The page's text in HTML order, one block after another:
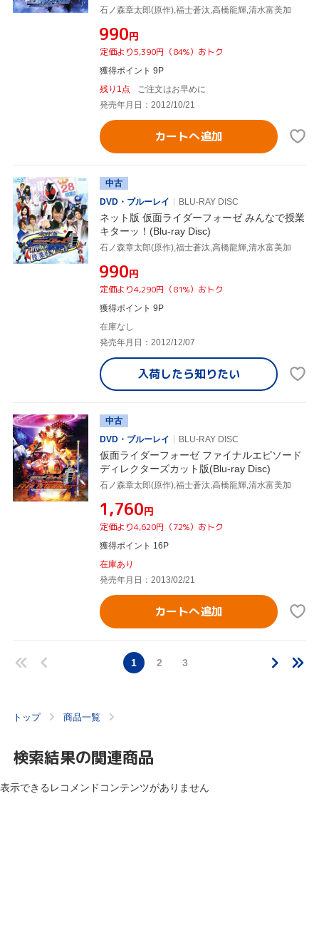
石ノ森章太郎(原作),福士蒼汰,高橋龍輝,清水富美加
¥990円
定価より5,390円（84%）おトク
獲得ポイント 9P
残り1点
ご注文はお早めに
発売年月日：2012/10/21
カートへ追加
中古
DVD・ブルーレイ
BLU-RAY DISC
ネット版 仮面ライダーフォーゼ みんなで授業
キターッ！(Blu-ray Disc)
石ノ森章太郎(原作),福士蒼汰,高橋龍輝,清水富美加
¥990円
定価より4,290円（81%）おトク
獲得ポイント 9P
在庫なし
発売年月日：2012/12/07
入荷したら知りたい
中古
DVD・ブルーレイ
BLU-RAY DISC
仮面ライダーフォーゼ ファイナルエピソード
ディレクターズカット版(Blu-ray Disc)
石ノ森章太郎(原作),福士蒼汰,高橋龍輝,清水富美加
¥1,760円
定価より4,620円（72%）おトク
獲得ポイント 16P
在庫あり
発売年月日：2013/02/21
カートへ追加
1 2 3
トップ 商品一覧
検索結果の関連商品
表示できるレコメンドコンテンツがありません